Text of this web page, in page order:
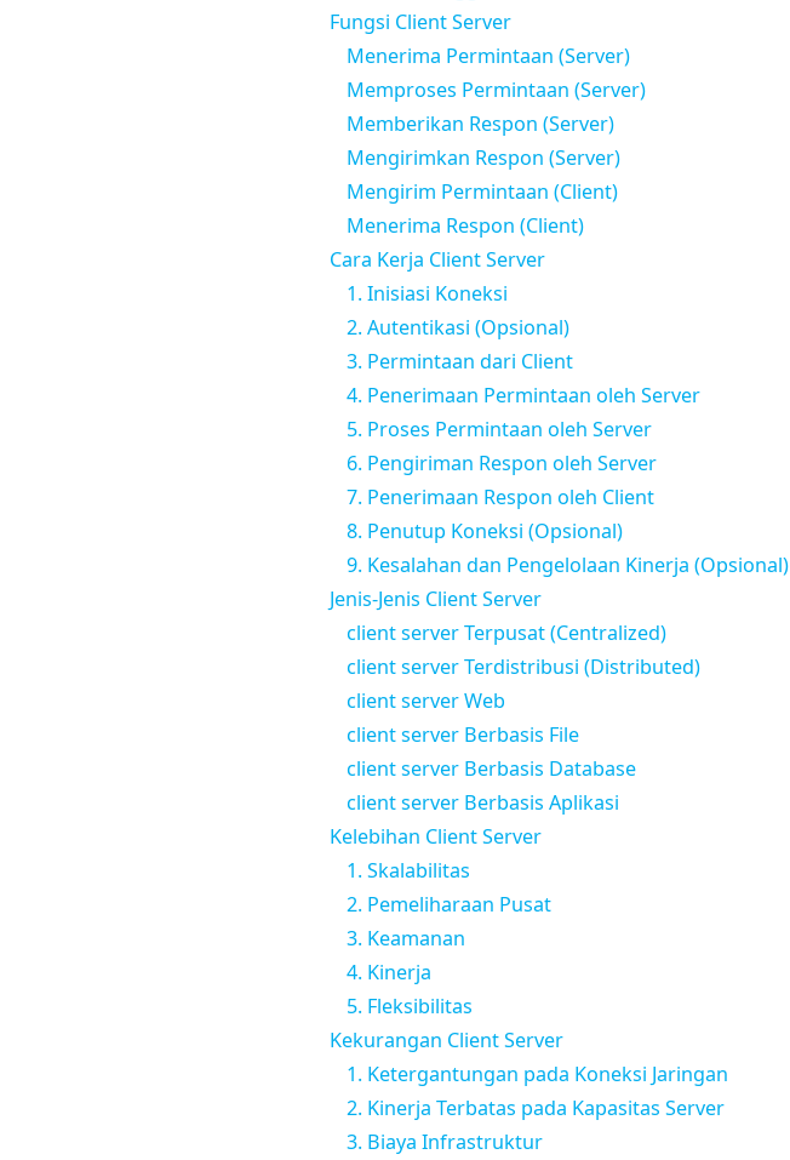
Fungsi Client Server
Menerima Permintaan (Server)
Memproses Permintaan (Server)
Memberikan Respon (Server)
Mengirimkan Respon (Server)
Mengirim Permintaan (Client)
Menerima Respon (Client)
Cara Kerja Client Server
1. Inisiasi Koneksi
2. Autentikasi (Opsional)
3. Permintaan dari Client
4. Penerimaan Permintaan oleh Server
5. Proses Permintaan oleh Server
6. Pengiriman Respon oleh Server
7. Penerimaan Respon oleh Client
8. Penutup Koneksi (Opsional)
9. Kesalahan dan Pengelolaan Kinerja (Opsional)
Jenis-Jenis Client Server
client server Terpusat (Centralized)
client server Terdistribusi (Distributed)
client server Web
client server Berbasis File
client server Berbasis Database
client server Berbasis Aplikasi
Kelebihan Client Server
1. Skalabilitas
2. Pemeliharaan Pusat
3. Keamanan
4. Kinerja
5. Fleksibilitas
Kekurangan Client Server
1. Ketergantungan pada Koneksi Jaringan
2. Kinerja Terbatas pada Kapasitas Server
3. Biaya Infrastruktur